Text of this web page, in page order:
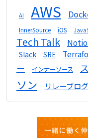
AI AWS
InnerSource iOS
Tech Talk
Slack SRE
ー
インナーソース
ソン
リレーブログ